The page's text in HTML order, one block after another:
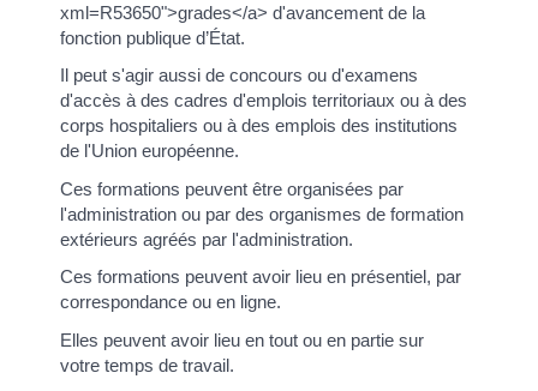
xml=R53650">grades</a> d'avancement de la
fonction publique d’État.
Il peut s'agir aussi de concours ou d'examens
d'accès à des cadres d'emplois territoriaux ou à des
corps hospitaliers ou à des emplois des institutions
de l'Union européenne.
Ces formations peuvent être organisées par
l'administration ou par des organismes de formation
extérieurs agréés par l'administration.
Ces formations peuvent avoir lieu en présentiel, par
correspondance ou en ligne.
Elles peuvent avoir lieu en tout ou en partie sur
votre temps de travail.